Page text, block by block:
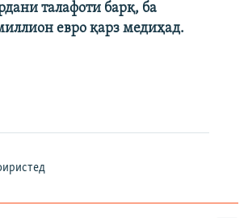
талафоти барқ, ба
евро қарз медиҳад.